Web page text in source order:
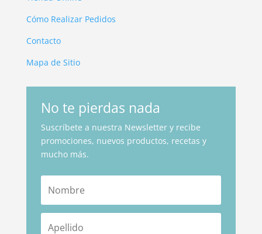
Cómo Realizar Pedidos
Contacto
Mapa de Sitio
No te pierdas nada
Suscríbete a nuestra Newsletter y recibe
promociones, nuevos productos, recetas y
mucho más.